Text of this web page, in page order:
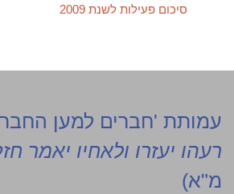
סיכום פעילות לשנת 2009
עמותת 'חברים למען
רעהו יעזרו ולאחיו יאמר
מ"א)